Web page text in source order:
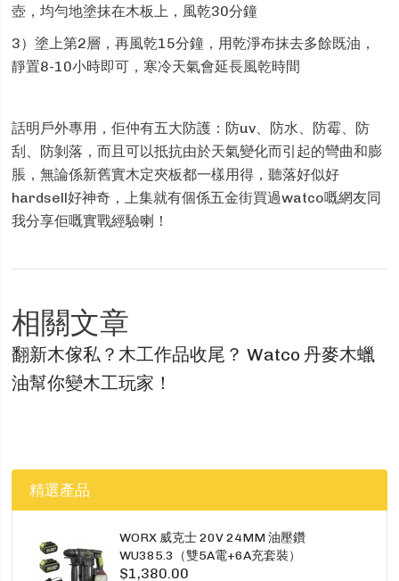
壺，均勻地塗抹在木板上，風乾30分鐘
3）塗上第2層，再風乾15分鐘，用乾淨布抹去多餘既油，
靜置8-10小時即可，寒冷天氣會延長風乾時間
話明戶外專用，佢仲有五大防護：防uv、防水、防霉、防
刮、防剝落，而且可以抵抗由於天氣變化而引起的彎曲和膨
脹，無論係新舊實木定夾板都一樣用得，聽落好似好
hardsell好神奇，上集就有個係五金街買過watco嘅網友同
我分享佢嘅實戰經驗喇！
相關文章
翻新木傢私？木工作品收尾？ Watco 丹麥木蠟
油幫你變木工玩家！
精選產品
WORX 威克士 20V 24MM 油壓鑽
WU385.3（雙5A電+6A充套裝）
$1,380.00